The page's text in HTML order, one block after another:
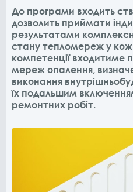
До програми входить
дозволить приймати
результатами
стану тепломереж у
компетенції входитиме
мереж опалення,
виконання
їх подальшим
ремонтних робіт. ​